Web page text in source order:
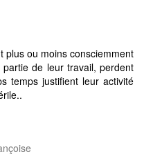
plus ou moins consciemment
partie de leur travail, perdent
temps justifient leur activité